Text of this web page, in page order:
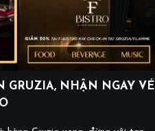
GRUZIA, NHẬN NGAY VÉ